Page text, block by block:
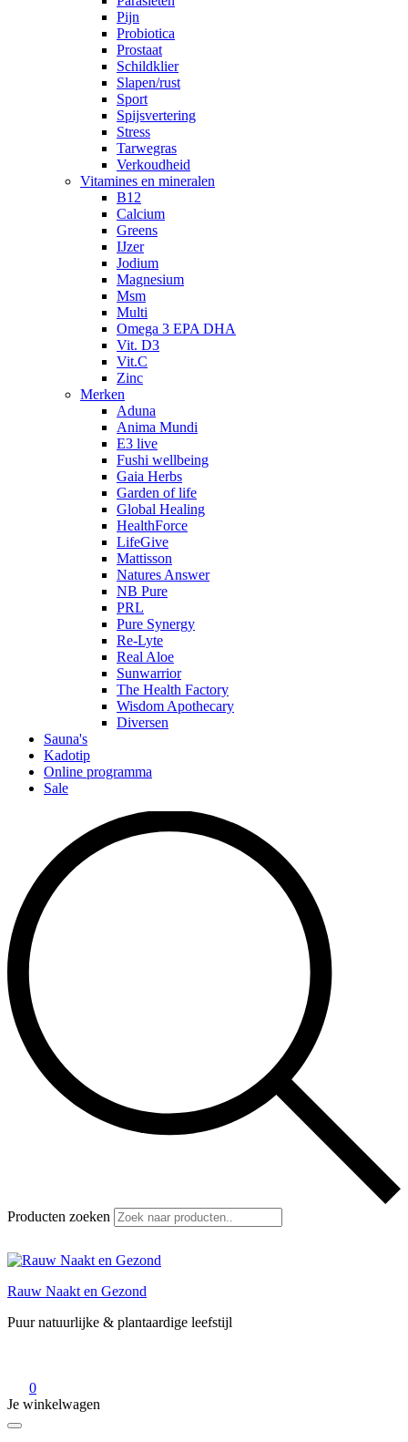
Pijn
Probiotica
Prostaat
Schildklier
Slapen/rust
Sport
Spijsvertering
Stress
Tarwegras
Verkoudheid
Vitamines en mineralen
B12
Calcium
Greens
IJzer
Jodium
Magnesium
Msm
Multi
Omega 3 EPA DHA
Vit. D3
Vit.C
Zinc
Merken
Aduna
Anima Mundi
E3 live
Fushi wellbeing
Gaia Herbs
Garden of life
Global Healing
HealthForce
LifeGive
Mattisson
Natures Answer
NB Pure
PRL
Pure Synergy
Re-Lyte
Real Aloe
Sunwarrior
The Health Factory
Wisdom Apothecary
Diversen
Sauna's
Kadotip
Online programma
Sale
Producten zoeken
Rauw Naakt en Gezond
Puur natuurlijke & plantaardige leefstijl
0
Je winkelwagen